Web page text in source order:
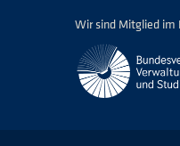
Wir sind Mitglied im